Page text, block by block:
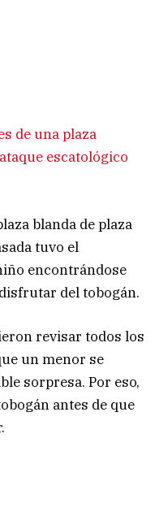
de una plaza
escatológico
blanda de plaza
tuvo el
encontrándose
del tobogán.
revisar todos los
un menor se
sorpresa. Por eso,
antes de que